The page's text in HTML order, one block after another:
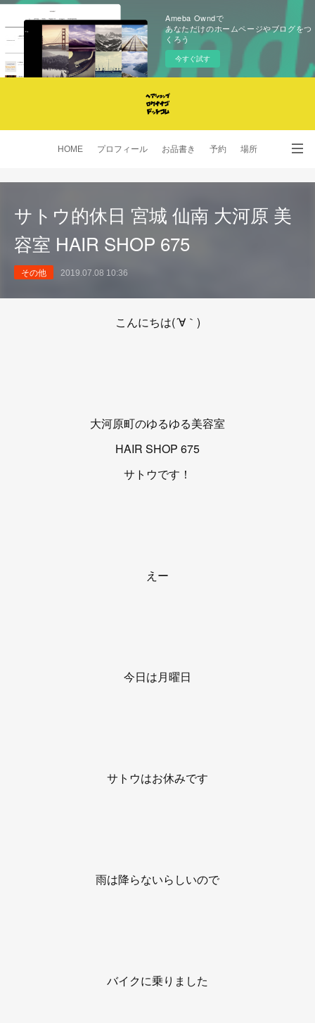
Ameba Owndで
あなただけのホームページやブログをつ
くろう
今すぐ試す
HOME プロフィール お品書き 予約 場所
サトウ的休日 宮城 仙南 大河原 美
容室 HAIR SHOP 675
その他 2019.07.08 10:36
こんにちは(´∀｀)
大河原町のゆるゆる美容室
HAIR SHOP 675
サトウです！
えー
今日は月曜日
サトウはお休みです
雨は降らないらしいので
バイクに乗りました